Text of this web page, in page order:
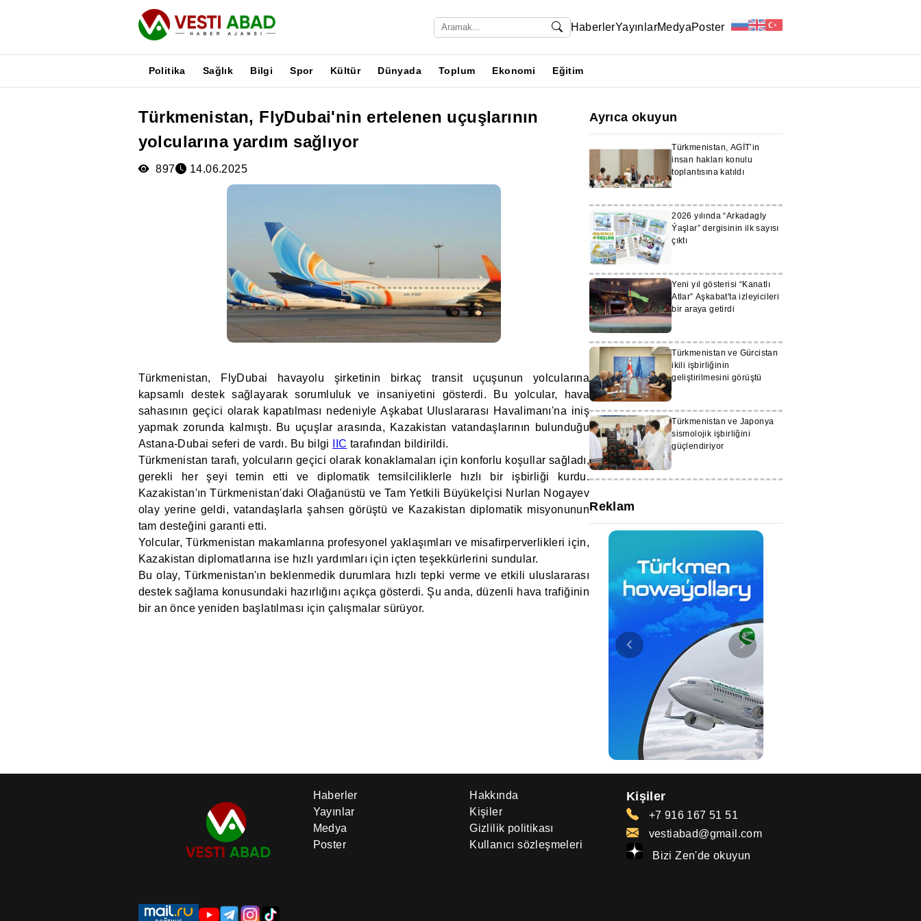
HaberlerYayınlarMedyaPoster
Politika Sağlık Bilgi Spor Kültür Dünyada Toplum Ekonomi Eğitim
Türkmenistan, FlyDubai'nin ertelenen uçuşlarının
yolcularına yardım sağlıyor
897 14.06.2025
Türkmenistan, FlyDubai havayolu şirketinin birkaç transit uçuşunun yolcularına
kapsamlı destek sağlayarak sorumluluk ve insaniyetini gösterdi. Bu yolcular, hava
sahasının geçici olarak kapatılması nedeniyle Aşkabat Uluslararası Havalimanı'na iniş
yapmak zorunda kalmıştı. Bu uçuşlar arasında, Kazakistan vatandaşlarının bulunduğu
Astana-Dubai seferi de vardı. Bu bilgi
IIC tarafından bildirildi.
Türkmenistan tarafı, yolcuların geçici olarak konaklamaları için konforlu koşullar sağladı,
gerekli her şeyi temin etti ve diplomatik temsilciliklerle hızlı bir işbirliği kurdu.
Kazakistan'ın Türkmenistan'daki Olağanüstü ve Tam Yetkili Büyükelçisi Nurlan Nogayev
olay yerine geldi, vatandaşlarla şahsen görüştü ve Kazakistan diplomatik misyonunun
tam desteğini garanti etti.
Yolcular, Türkmenistan makamlarına profesyonel yaklaşımları ve misafirperverlikleri için,
Kazakistan diplomatlarına ise hızlı yardımları için içten teşekkürlerini sundular.
Bu olay, Türkmenistan'ın beklenmedik durumlara hızlı tepki verme ve etkili uluslararası
destek sağlama konusundaki hazırlığını açıkça gösterdi. Şu anda, düzenli hava trafiğinin
bir an önce yeniden başlatılması için çalışmalar sürüyor.
Ayrıca okuyun
Türkmenistan, AGİT’in
insan hakları konulu
toplantısına katıldı
2026 yılında “Arkadagly
Ýaşlar” dergisinin ilk sayısı
çıktı
Yeni yıl gösterisi “Kanatlı
Atlar” Aşkabat'ta izleyicileri
bir araya getirdi
Türkmenistan ve Gürcistan
ikili işbirliğinin
geliştirilmesini görüştü
Türkmenistan ve Japonya
sismolojik işbirliğini
güçlendiriyor
Reklam
Haberler
Yayınlar
Medya
Poster
Hakkında
Kişiler
Gizlilik politikası
Kullanıcı sözleşmeleri
Kişiler
+7 916 167 51 51
vestiabad@gmail.com
Bizi Zen'de okuyun